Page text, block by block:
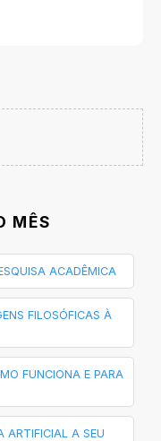
MÊS
ACADÊMICA
FILOSÓFICAS À
FUNCIONA E PARA
ARTIFICIAL A SEU